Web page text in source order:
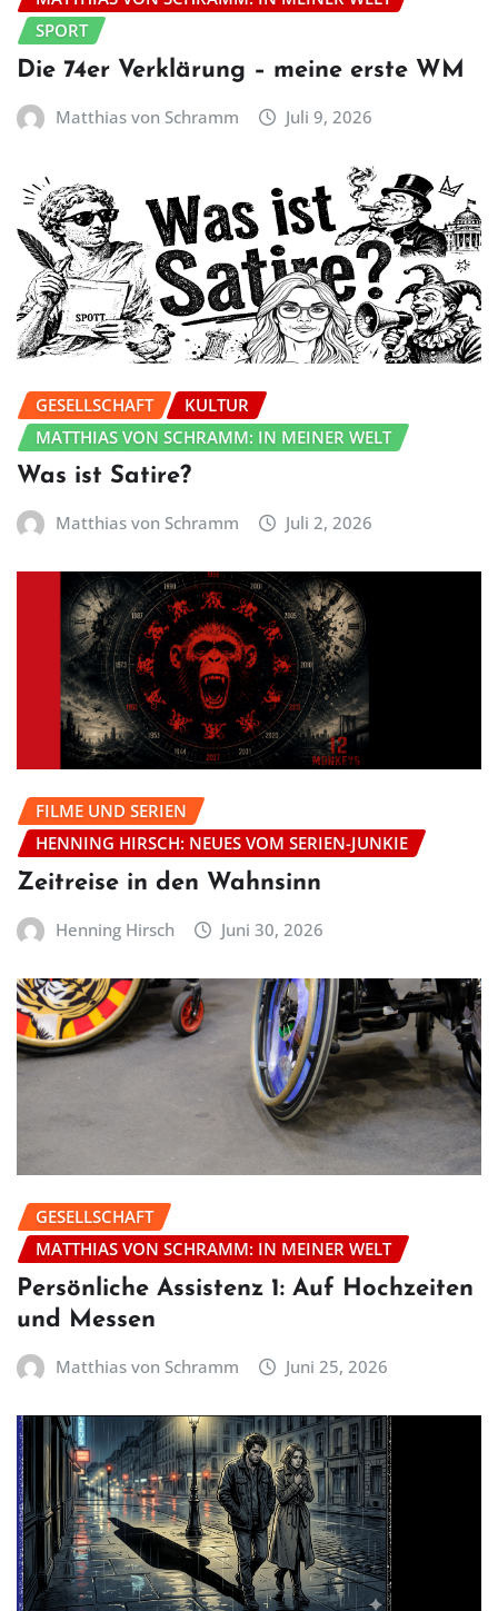
SPORT
Die 74er Verklärung – meine erste WM
Matthias von Schramm Juli 9, 2026
GESELLSCHAFT
KULTUR
MATTHIAS VON SCHRAMM: IN MEINER WELT
Was ist Satire?
Matthias von Schramm Juli 2, 2026
FILME UND SERIEN
HENNING HIRSCH: NEUES VOM SERIEN-JUNKIE
Zeitreise in den Wahnsinn
Henning Hirsch Juni 30, 2026
GESELLSCHAFT
MATTHIAS VON SCHRAMM: IN MEINER WELT
Persönliche Assistenz 1: Auf Hochzeiten
und Messen
Matthias von Schramm Juni 25, 2026